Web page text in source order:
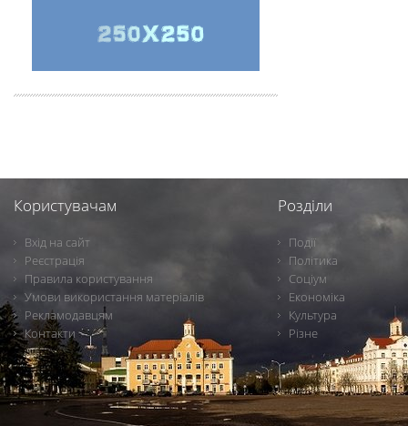
Користувачам
Вхід на сайт
Реєстрація
Правила користування
Умови використання матеріалів
Рекламодавцям
Контакти
Розділи
Події
Політика
Соціум
Економіка
Культура
Різне